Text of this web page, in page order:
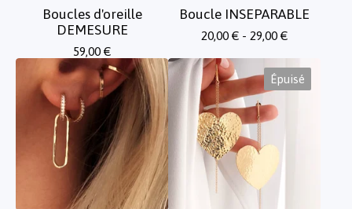
Boucles d'oreille
DEMESURE
59,00 €
Boucle INSEPARABLE
20,00 € - 29,00 €
Épuisé